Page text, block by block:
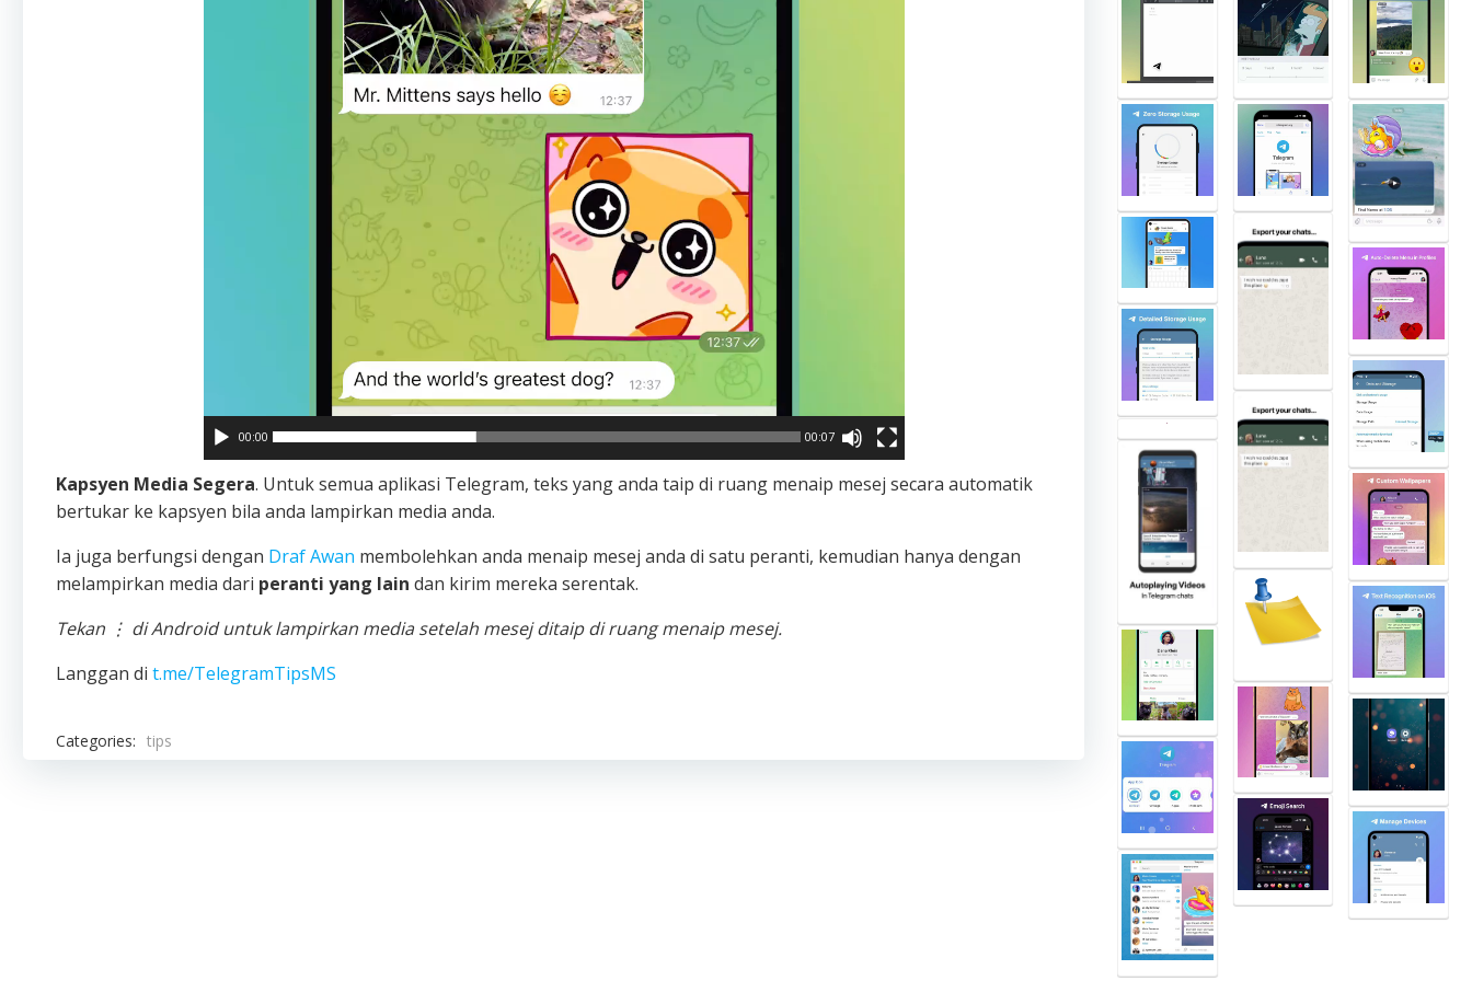
00:00 00:07
Kapsyen Media Segera. Untuk semua aplikasi Telegram, teks yang anda taip di ruang menaip mesej secara automatik
bertukar ke kapsyen bila anda lampirkan media anda.
Ia juga berfungsi dengan Draf Awan membolehkan anda menaip mesej anda di satu peranti, kemudian hanya dengan
melampirkan media dari peranti yang lain dan kirim mereka serentak.
Tekan ⋮ di Android untuk lampirkan media setelah mesej ditaip di ruang menaip mesej.
Langgan di t.me/TelegramTipsMS
Categories: tips